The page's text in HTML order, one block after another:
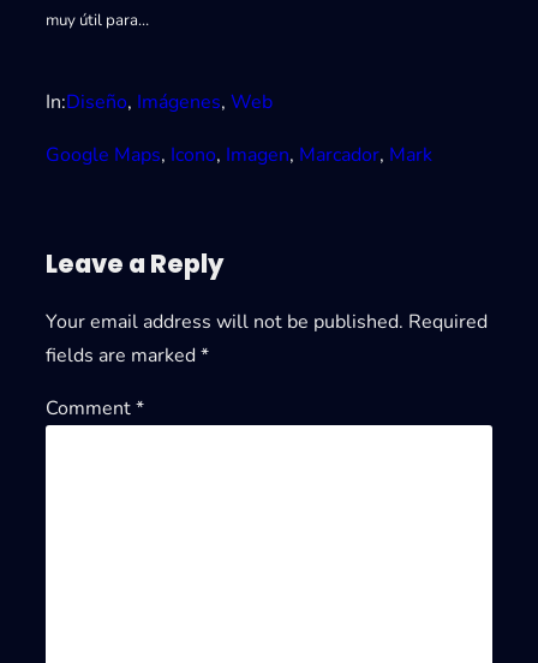
muy útil para…
In:Diseño, Imágenes, Web
Google Maps, Icono, Imagen, Marcador, Mark
Leave a Reply
Your email address will not be published. Required
fields are marked*
Comment*